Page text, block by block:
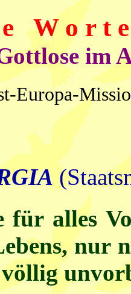
e W o r t
im
Europa-
für alles
nur